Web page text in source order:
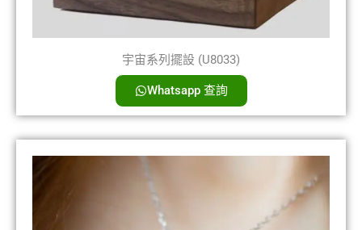
宇宙系列擺設 (U8033)
Whatsapp 查詢